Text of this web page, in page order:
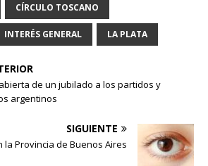
CÍRCULO TOSCANO
INTERÉS GENERAL LA PLATA
de un jubilado a los partidos y
argentinos
SIGUIENTE
Provincia de Buenos Aires